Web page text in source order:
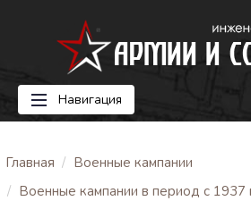
Навигация
Главная
Военные кампании
Военные кампании в период с 1937